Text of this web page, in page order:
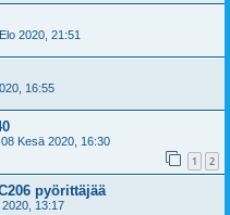
2020, 21:51
16:55
08 Kesä 2020, 16:30
1 2
pyörittäjää
13:17